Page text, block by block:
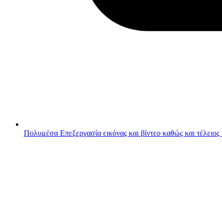
Πολυμέσα Επεξεργασία εικόνας και βίντεο καθώς και τέλειος